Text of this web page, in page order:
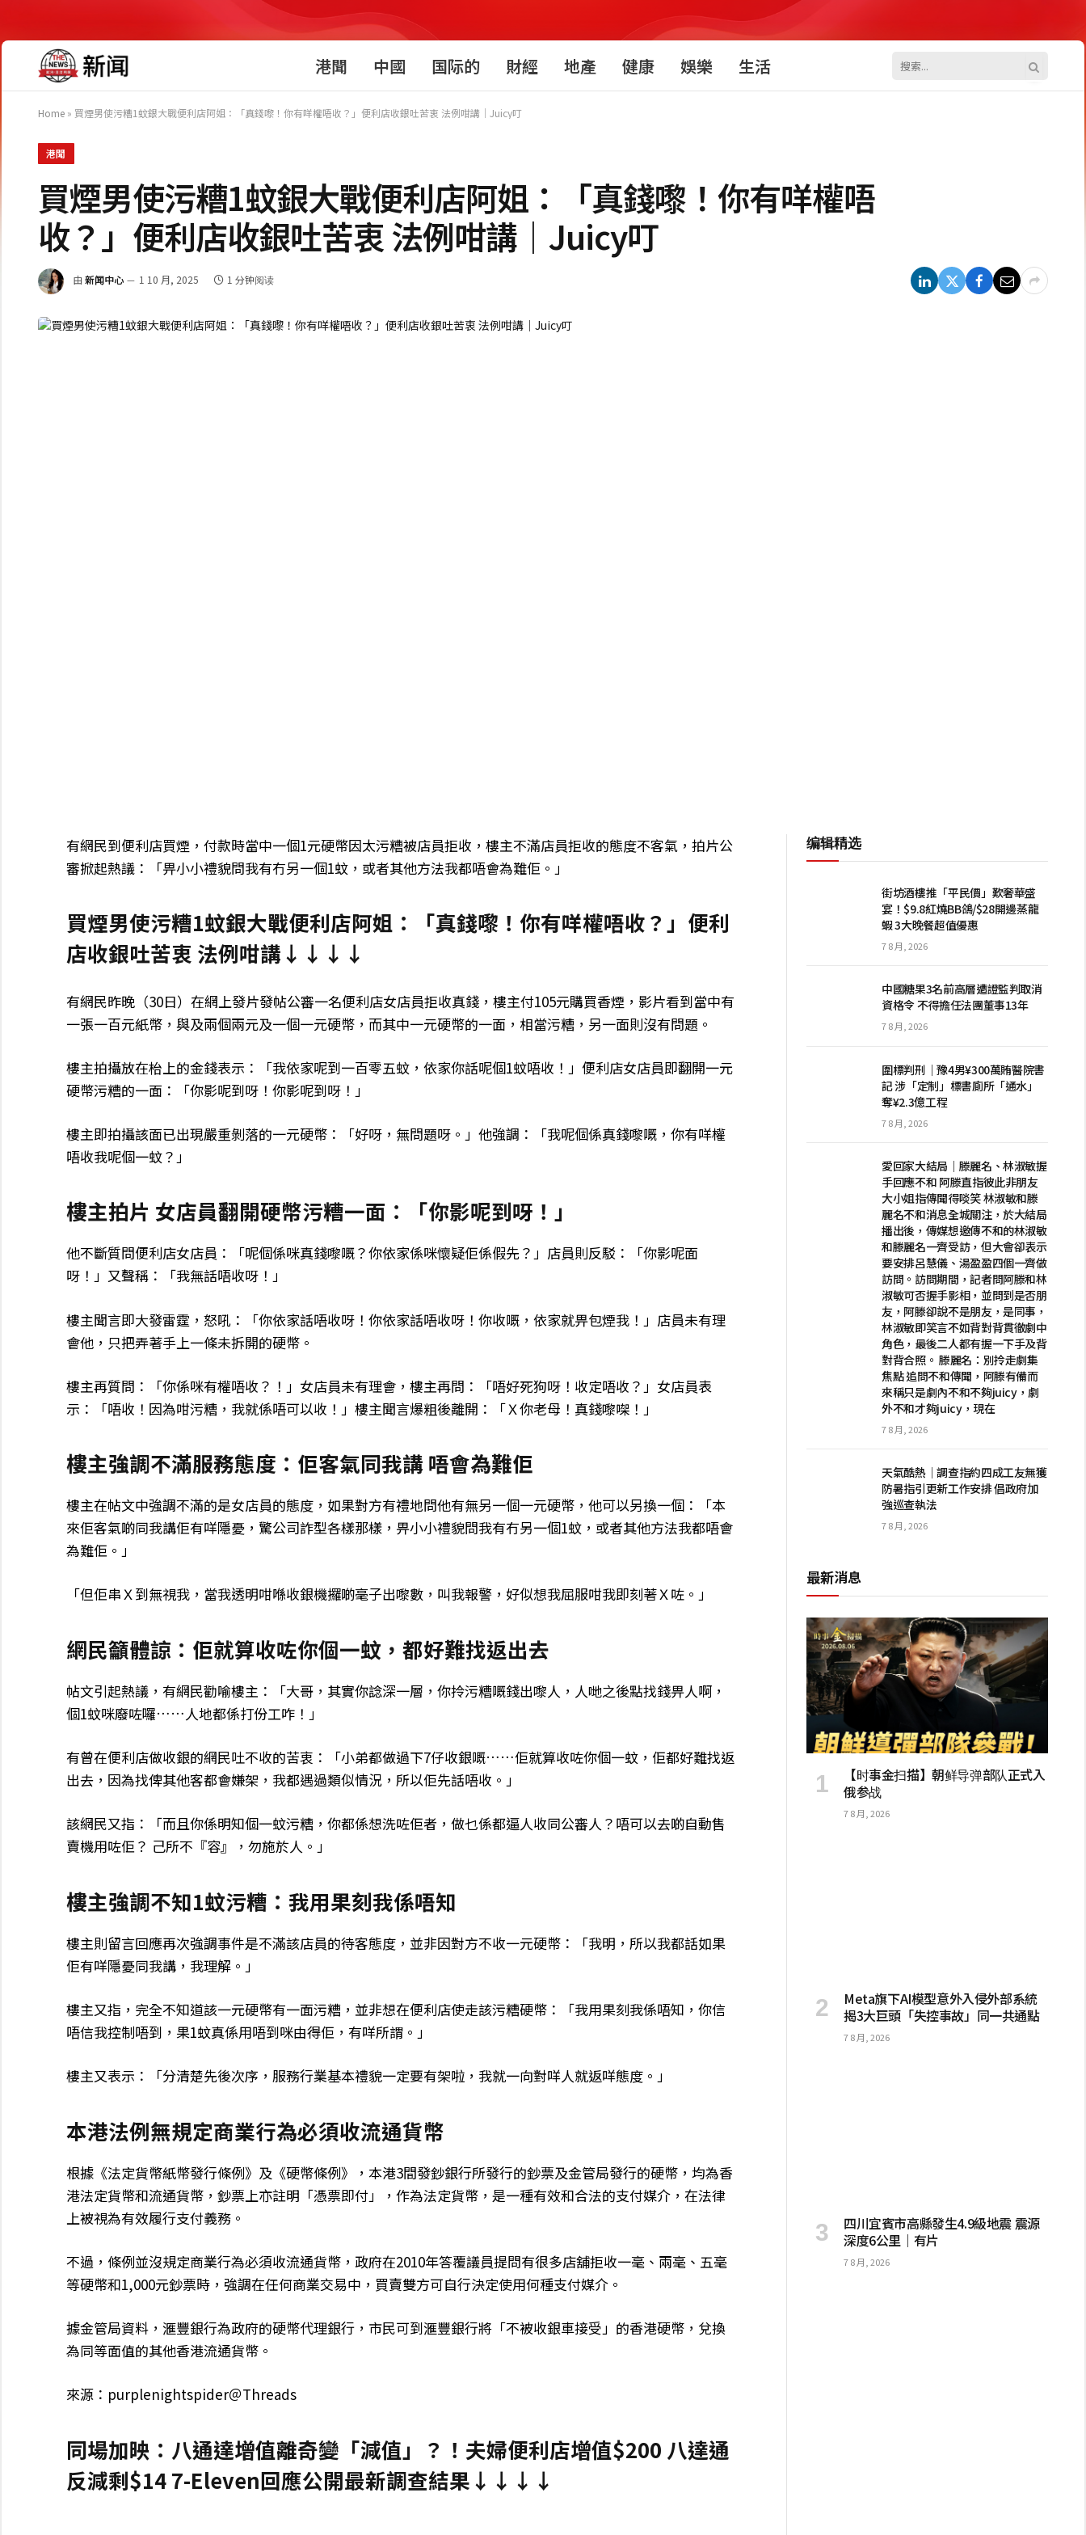
港聞 中國 国际的 財經 地產 健康 娛樂 生活
Home » 買煙男使污糟1蚊銀大戰便利店阿姐：「真錢嚟！你有咩權唔收？」便利店收銀吐苦衷 法例咁講｜Juicy叮
港聞
買煙男使污糟1蚊銀大戰便利店阿姐：「真錢嚟！你有咩權唔
收？」便利店收銀吐苦衷 法例咁講｜Juicy叮
由 新闻中心 1 10 月, 2025 1 分钟阅读
有網民到便利店買煙，付款時當中一個1元硬幣因太污糟被店員拒收，樓主不滿店員拒收的態度不客氣，拍片公
審掀起熱議：「畀小小禮貌問我有冇另一個1蚊，或者其他方法我都唔會為難佢。」
買煙男使污糟1蚊銀大戰便利店阿姐：「真錢嚟！你有咩權唔收？」便利
店收銀吐苦衷 法例咁講↓↓↓↓
有網民昨晚（30日）在網上發片發帖公審一名便利店女店員拒收真錢，樓主付105元購買香煙，影片看到當中有
一張一百元紙幣，與及兩個兩元及一個一元硬幣，而其中一元硬幣的一面，相當污糟，另一面則沒有問題。
樓主拍攝放在枱上的金錢表示：「我依家呢到一百零五蚊，依家你話呢個1蚊唔收！」便利店女店員即翻開一元
硬幣污糟的一面：「你影呢到呀！你影呢到呀！」
樓主即拍攝該面已出現嚴重剝落的一元硬幣：「好呀，無問題呀。」他強調：「我呢個係真錢嚟嘅，你有咩權
唔收我呢個一蚊？」
樓主拍片 女店員翻開硬幣污糟一面：「你影呢到呀！」
他不斷質問便利店女店員：「呢個係咪真錢嚟嘅？你依家係咪懷疑佢係假先？」店員則反駁：「你影呢面
呀！」又聲稱：「我無話唔收呀！」
樓主聞言即大發雷霆，怒吼：「你依家話唔收呀！你依家話唔收呀！你收嘅，依家就畀包煙我！」店員未有理
會他，只把弄著手上一條未拆開的硬幣。
樓主再質問：「你係咪有權唔收？！」女店員未有理會，樓主再問：「唔好死狗呀！收定唔收？」女店員表
示：「唔收！因為咁污糟，我就係唔可以收！」樓主聞言爆粗後離開：「Ｘ你老母！真錢嚟㗎！」
樓主強調不滿服務態度：佢客氣同我講 唔會為難佢
樓主在帖文中強調不滿的是女店員的態度，如果對方有禮地問他有無另一個一元硬幣，他可以另換一個：「本
來佢客氣啲同我講佢有咩隱憂，驚公司詐型各樣那樣，畀小小禮貌問我有冇另一個1蚊，或者其他方法我都唔會
為難佢。」
「但佢串Ｘ到無視我，當我透明咁喺收銀機攞啲毫子出嚟數，叫我報警，好似想我屈服咁我即刻著Ｘ咗。」
網民籲體諒：佢就算收咗你個一蚊，都好難找返出去
帖文引起熱議，有網民勸喻樓主：「大哥，其實你諗深一層，你拎污糟嘅錢出嚟人，人哋之後點找錢畀人啊，
個1蚊咪廢咗囉……人地都係打份工咋！」
有曾在便利店做收銀的網民吐不收的苦衷：「小弟都做過下7仔收銀嘅……佢就算收咗你個一蚊，佢都好難找返
出去，因為找俾其他客都會嫌架，我都遇過類似情況，所以佢先話唔收。」
該網民又指：「而且你係明知個一蚊污糟，你都係想洗咗佢者，做乜係都逼人收同公審人？唔可以去啲自動售
賣機用咗佢？ 己所不『容』，勿施於人。」
樓主強調不知1蚊污糟：我用果刻我係唔知
樓主則留言回應再次強調事件是不滿該店員的待客態度，並非因對方不收一元硬幣：「我明，所以我都話如果
佢有咩隱憂同我講，我理解。」
樓主又指，完全不知道該一元硬幣有一面污糟，並非想在便利店使走該污糟硬幣：「我用果刻我係唔知，你信
唔信我控制唔到，果1蚊真係用唔到咪由得佢，有咩所謂。」
樓主又表示：「分清楚先後次序，服務行業基本禮貌一定要有架啦，我就一向對咩人就返咩態度。」
本港法例無規定商業行為必須收流通貨幣
根據《法定貨幣紙幣發行條例》及《硬幣條例》，本港3間發鈔銀行所發行的鈔票及金管局發行的硬幣，均為香
港法定貨幣和流通貨幣，鈔票上亦註明「憑票即付」，作為法定貨幣，是一種有效和合法的支付媒介，在法律
上被視為有效履行支付義務。
不過，條例並沒規定商業行為必須收流通貨幣，政府在2010年答覆議員提問有很多店舖拒收一毫、兩毫、五毫
等硬幣和1,000元鈔票時，強調在任何商業交易中，買賣雙方可自行決定使用何種支付媒介。
據金管局資料，滙豐銀行為政府的硬幣代理銀行，市民可到滙豐銀行將「不被收銀車接受」的香港硬幣，兌換
為同等面值的其他香港流通貨幣。
來源：purplenightspider＠Threads
同場加映：八通達增值離奇變「減值」？！夫婦便利店增值$200 八達通
反減剩$14 7-Eleven回應公開最新調查結果↓↓↓↓
编辑精选
街坊酒樓推「平民價」歎奢華盛
宴！$9.8紅燒BB鴿/$28開邊蒸龍
蝦 3大晚餐超值優惠
7 8 月, 2026
中國糖果3名前高層遭證監判取消
資格令 不得擔任法團董事13年
7 8 月, 2026
圍標判刑｜豫4男¥300萬賄醫院書
記 涉「定制」標書廁所「通水」
奪¥2.3億工程
7 8 月, 2026
愛回家大結局｜滕麗名、林淑敏握
手回應不和 阿滕直指彼此非朋友
大小姐指傳聞得啖笑 林淑敏和滕
麗名不和消息全城關注，於大結局
播出後，傳媒想邀傳不和的林淑敏
和滕麗名一齊受訪，但大會卻表示
要安排呂慧儀、湯盈盈四個一齊做
訪問。訪問期間，記者問阿滕和林
淑敏可否握手影相，並問到是否朋
友，阿滕卻說不是朋友，是同事，
林淑敏即笑言不如背對背貫徹劇中
角色，最後二人都有握一下手及背
對背合照。 滕麗名：別拎走劇集
焦點 追問不和傳聞，阿滕有備而
來稱只是劇內不和不夠juicy，劇
外不和才夠juicy，現在
7 8 月, 2026
天氣酷熱│調查指約四成工友無獲
防暑指引更新工作安排 倡政府加
強巡查執法
7 8 月, 2026
最新消息
【时事金扫描】朝鲜导弹部队正式入
俄参战
7 8 月, 2026
Meta旗下AI模型意外入侵外部系統
揭3大巨頭「失控事故」同一共通點
7 8 月, 2026
四川宜賓市高縣發生4.9級地震 震源
深度6公里｜有片
7 8 月, 2026